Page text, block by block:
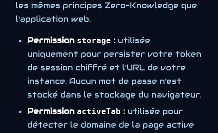
les mêmes principes Zero-Knowledge que
l'application web.
Permission storage : utilisée
uniquement pour persister votre token
de session chiffré et l'URL de votre
instance. Aucun mot de passe n'est
stocké dans le stockage du navigateur.
Permission activeTab : utilisée pour
détecter le domaine de la page active